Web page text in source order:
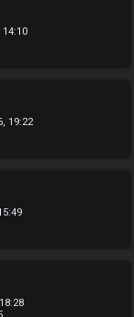
14:10
19:22